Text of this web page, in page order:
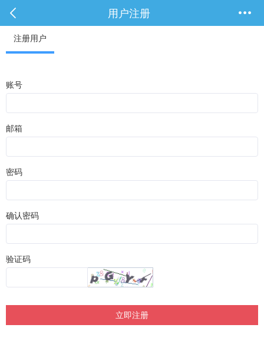
用户注册
注册用户
账号
邮箱
密码
确认密码
验证码
立即注册